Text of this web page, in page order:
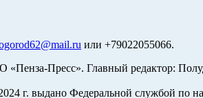
или +79022055066.
Пресс». Главный редактор:
г. выдано Федеральной службой по